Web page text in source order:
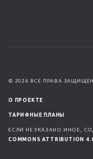
© 2026 ВСЕ ПРАВА
О ПРОЕКТЕ
ТАРИФНЫЕ ПЛАНЫ
ЕСЛИ НЕ УКАЗАНО ИНОЕ,
COMMONS ATTRIBUTION